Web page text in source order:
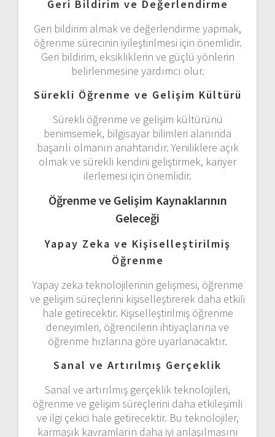
Geri Bildirim ve Değerlendirme
Geri bildirim almak ve değerlendirme yapmak,
öğrenme sürecinin iyileştirilmesi için önemlidir.
Geri bildirim, eksikliklerin ve güçlü yönlerin
belirlenmesine yardımcı olur.
Sürekli Öğrenme ve Gelişim Kültürü
Sürekli öğrenme ve gelişim kültürünü
benimsemek, bilgisayar bilimleri alanında
başarılı olmanın anahtarıdır. Yeniliklere açık
olmak ve sürekli kendini geliştirmek, kariyer
ilerlemesi için önemlidir.
Öğrenme ve Gelişim Kaynaklarının
Geleceği
Yapay Zeka ve Kişiselleştirilmiş
Öğrenme
Yapay zeka teknolojilerinin gelişmesi, öğrenme
ve gelişim süreçlerini kişiselleştirerek daha etkili
hale getirecektir. Kişiselleştirilmiş öğrenme
deneyimleri, öğrencilerin ihtiyaçlarına ve
öğrenme hızlarına göre uyarlanacaktır.
Sanal ve Artırılmış Gerçeklik
Sanal ve artırılmış gerçeklik teknolojileri,
öğrenme ve gelişim süreçlerini daha etkileşimli
ve ilgi çekici hale getirecektir. Bu teknolojiler,
karmaşık kavramların daha iyi anlaşılmasını